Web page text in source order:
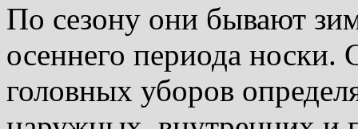
По сезону они бывают
осеннего периода носки.
головных уборов